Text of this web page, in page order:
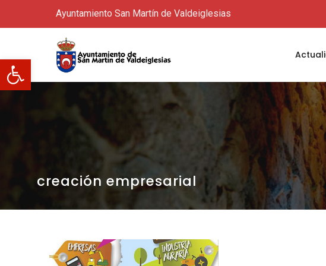
Abrir barra de herramientas
Ayuntamiento San Martín de Valdeiglesias
creación empresarial